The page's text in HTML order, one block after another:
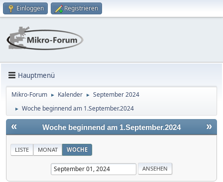
Einloggen Registrieren
Hauptmenü
Mikro-Forum ► Kalender ► September 2024
► Woche beginnend am 1.September.2024
« »
Woche beginnend am 1.September.2024
LISTE MONAT WOCHE